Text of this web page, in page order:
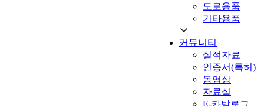
도로용품
기타용품
커뮤니티
실적자료
인증서(특허)
동영상
자료실
E-카탈로그